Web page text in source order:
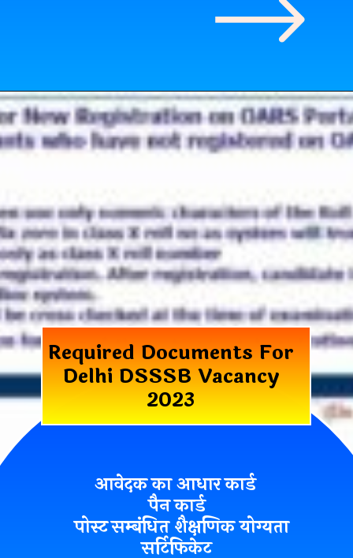
Required Documents For
Delhi DSSSB Vacancy
2023
आवेदक का आधार कार्ड
पैन कार्ड
पोस्ट सम्बंधित शैक्षणिक योग्यता
सर्टिफिकेट